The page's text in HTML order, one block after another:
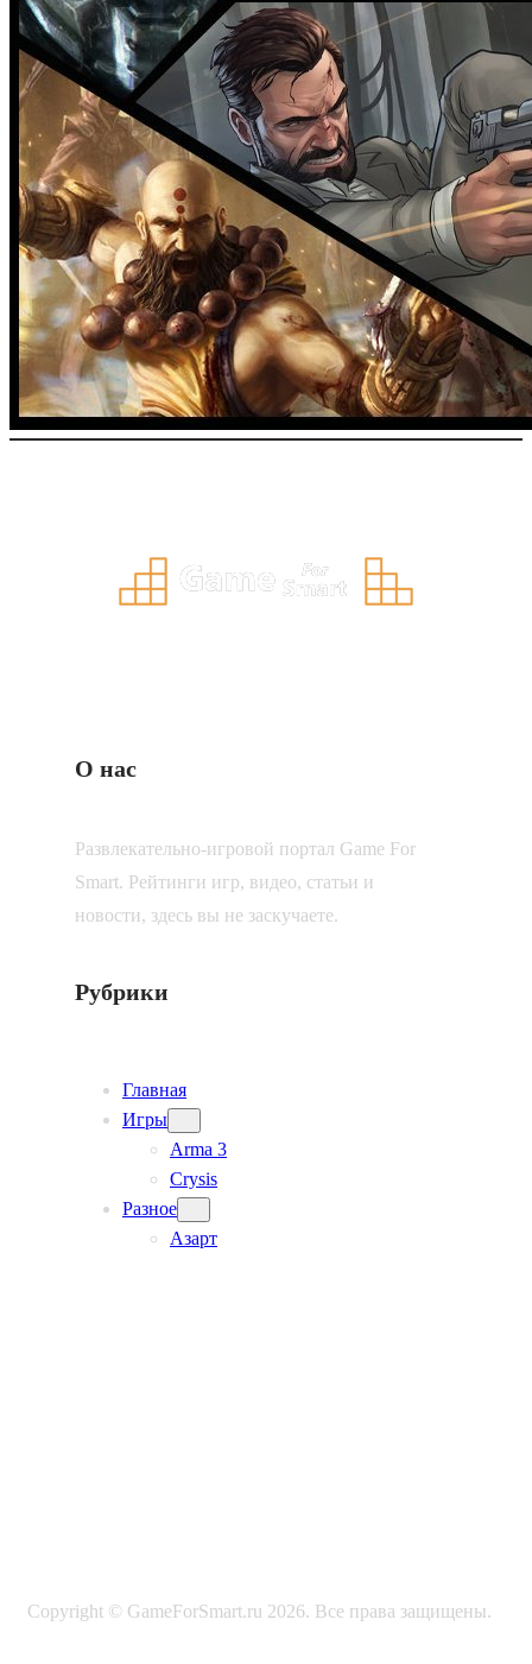
О нас
Развлекательно-игровой портал Game For
Smart. Рейтинги игр, видео, статьи и
новости, здесь вы не заскучаете.
Рубрики
Главная
Игры
Arma 3
Crysis
Разное
Азарт
Copyright © GameForSmart.ru 2026. Все права защищены.